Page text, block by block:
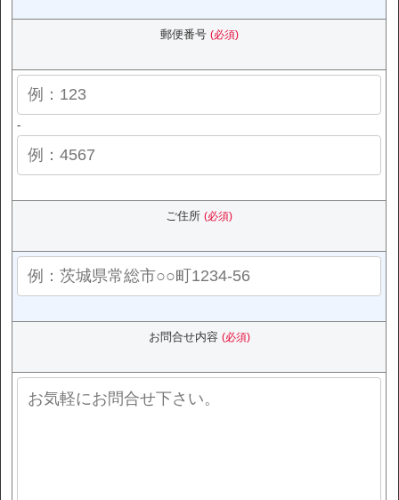
郵便番号 (必須)
-
ご住所(必須)
お問合せ内容 (必須)